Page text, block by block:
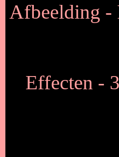
Afbeelding -
Effecten -